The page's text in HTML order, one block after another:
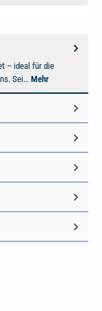
– ideal für die
Sei… Mehr